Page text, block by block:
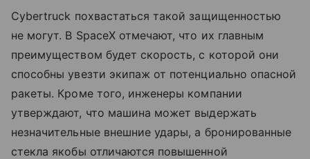
Cybertruck похвастаться такой защищенностью
не могут. В SpaceX отмечают, что их главным
преимуществом будет скорость, с которой они
способны увезти экипаж от потенциально опасной
ракеты. Кроме того, инженеры компании
утверждают, что машина может выдержать
незначительные внешние удары, а бронированные
стекла якобы отличаются повышенной